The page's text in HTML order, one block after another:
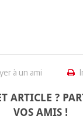
à un ami
ARTICLE ?
VOS AMIS !